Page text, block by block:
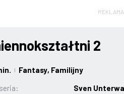
REKLAMA
2
| Fantasy, Familijny
Sven